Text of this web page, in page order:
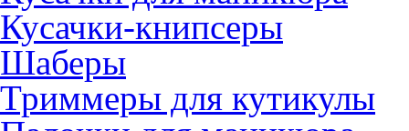
Кусачки-книпсеры
Шаберы
Триммеры для кутикулы